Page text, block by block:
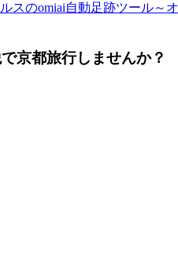
のomiai自動足跡ツール～
京都旅行しませんか？